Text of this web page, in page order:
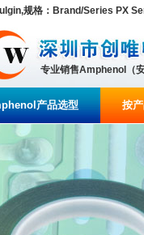
规格：Brand/Series PX
专业销售Amphenol（
产品选型 按